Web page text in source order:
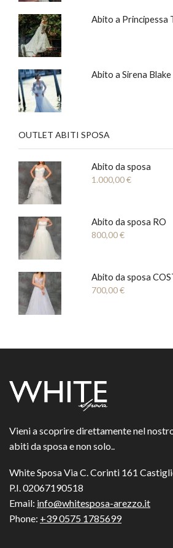
Abito a Principessa
Abito a Sirena Blake
OUTLET ABITI SPOSA
Abito da sposa
1.000,00€
Abito da sposa RO
800,00€
Abito da sposa
700,00€
Vieni a scoprire direttamente nel
abiti da sposa e non solo..
White Sposa Via C. Corinti 161
P.I. 02067190518
Email: info@whitesposa-arezzo.it
Phone: +39 0575 1785699